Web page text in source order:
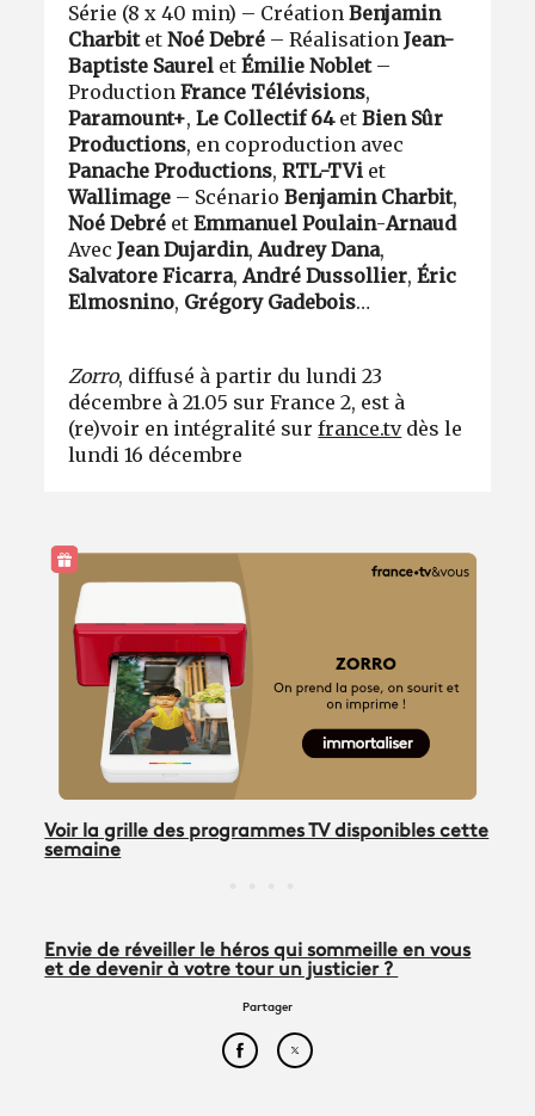
Série (8 x 40 min) – Création Benjamin
CharbitetNoé Debré – RéalisationJean-
Baptiste Saurel etÉmilie Noblet–
Production France Télévisions,
Paramount+, Le Collectif 64 etBien Sûr
Productions, en coproduction avec
Panache Productions, RTL-TVi et
Wallimage – Scénario Benjamin Charbit,
Noé Debré etEmmanuel Poulain-Arnaud
Avec Jean Dujardin,Audrey Dana,
Salvatore Ficarra, André Dussollier, Éric
Elmosnino, Grégory Gadebois…
Zorro, diffusé à partir du lundi 23
décembre à 21.05 sur France 2, est à
(re)voir en intégralité surfrance.tvdès le
lundi 16 décembre
Voir la grille des programmes TV disponibles cette
semaine
Envie de réveiller le héros qui sommeille en vous
et de devenir à votre tour un justicier ?
Partager
Partager cet article sur
Partager cet article sur